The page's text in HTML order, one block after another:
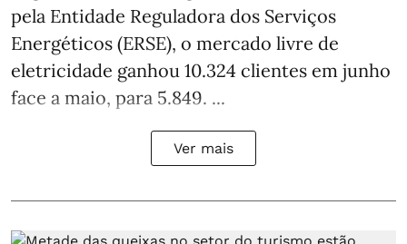
pela Entidade Reguladora dos Serviços
Energéticos (ERSE), o mercado livre de
eletricidade ganhou 10.324 clientes em junho
face a maio, para 5.849. ...
Ver mais